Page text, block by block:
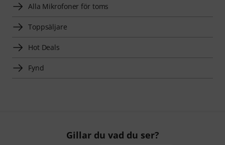
Alla Mikrofoner för toms
Toppsäljare
Hot Deals
Fynd
Gillar du vad du ser?